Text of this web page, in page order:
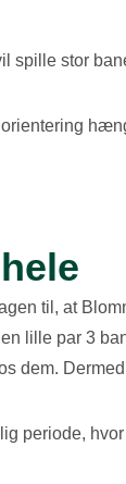
spille stor
til, at
lille par 3
dem.
periode,